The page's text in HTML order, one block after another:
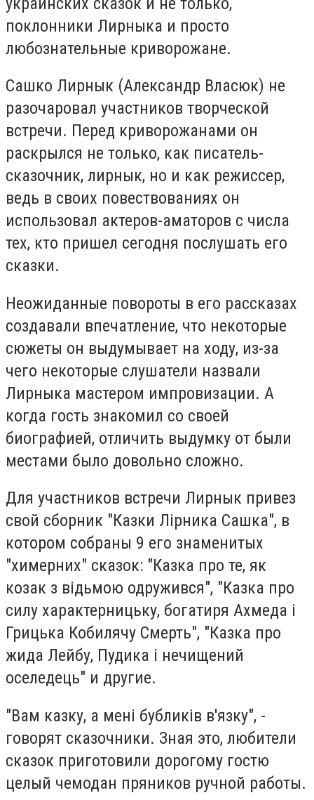
поклонники Лирныка и просто
любознательные криворожане.
Сашко Лирнык (Александр Власюк) не
разочаровал участников творческой
встречи. Перед криворожанами он
раскрылся не только, как писатель-
сказочник, лирнык, но и как режиссер,
ведь в своих повествованиях он
использовал актеров-аматоров с числа
тех, кто пришел сегодня послушать его
сказки.
Неожиданные повороты в его рассказах
создавали впечатление, что некоторые
сюжеты он выдумывает на ходу, из-за
чего некоторые слушатели назвали
Лирныка мастером импровизации. А
когда гость знакомил со своей
биографией, отличить выдумку от были
местами было довольно сложно.
Для участников встречи Лирнык привез
свой сборник "Казки Лірника Сашка", в
котором собраны 9 его знаменитых
"химерних" сказок: "Казка про те, як
козак з відьмою одружився", "Казка про
силу характерницьку, богатиря Ахмеда і
Грицька Кобилячу Смерть", "Казка про
жида Лейбу, Пудика і нечищений
оселедець" и другие.
"Вам казку, а мені бубликів в'язку", -
говорят сказочники. Зная это, любители
сказок приготовили дорогому гостю
целый чемодан пряников ручной работы.